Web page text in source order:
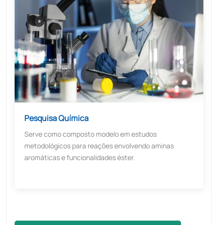
Pesquisa Química
Serve como composto modelo em estudos
metodológicos para reações envolvendo aminas
aromáticas e funcionalidades éster.